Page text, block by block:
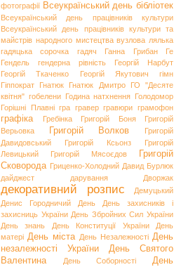
фотографії Всеукраїнський день бібліотек
Всеукраїнський день працівників культури
Всеукраїнський день працівників культури та
майстрів народного мистецтва вузлова лялька
гадяцька сорочка
гадяч Ганна Грибан
Ге
Гендель
гендерна рівність
Георгій Нарбут
Георгій Ткаченко
Георгій Якутович
гімн
Гіппократ
Гнатюк Гнатюк Дмитро
ГО "Десяте
квітня" гобелени Година натхнення Голодомор
Горішні Плавні гра гравер гравюри грамофон
графіка Гребінка Григорій Боня
Григорій
Верьовка
Григорій Волков
Григорій
Давидовський
Григорій Ксьонз
Григорій
Левицький
Григорій Мясоєдов
Григорій
Сковорода Гриценко-Холодний Давид Бурлюк
дайджест
дарування Дворжак
декоративний розпис
Демуцький
Денис Городничий
День
День захисників і
захисниць України День Збройних Сил України
День знань
День Конституції України
День
матері День міста День Незалежності День
незалежності України
День Святого
Валентина
День Соборності
День